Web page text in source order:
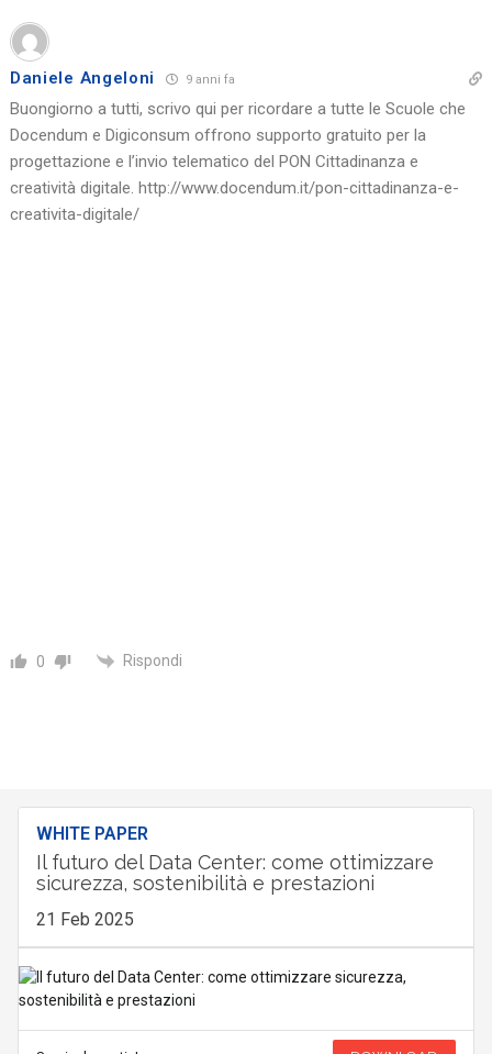
Daniele Angeloni 9 anni fa
Buongiorno a tutti, scrivo qui per ricordare a tutte le Scuole che
Docendum e Digiconsum offrono supporto gratuito per la
progettazione e l’invio telematico del PON Cittadinanza e
creatività digitale. http://www.docendum.it/pon-cittadinanza-e-
creativita-digitale/
0 Rispondi
WHITE PAPER
Il futuro del Data Center: come ottimizzare
sicurezza, sostenibilità e prestazioni
21 Feb 2025